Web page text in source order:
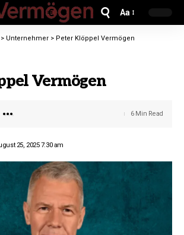
Aa
> Unternehmer > Peter Klöppel Vermögen
Vermögen
25, 2025 7:30 am
6 Min Read